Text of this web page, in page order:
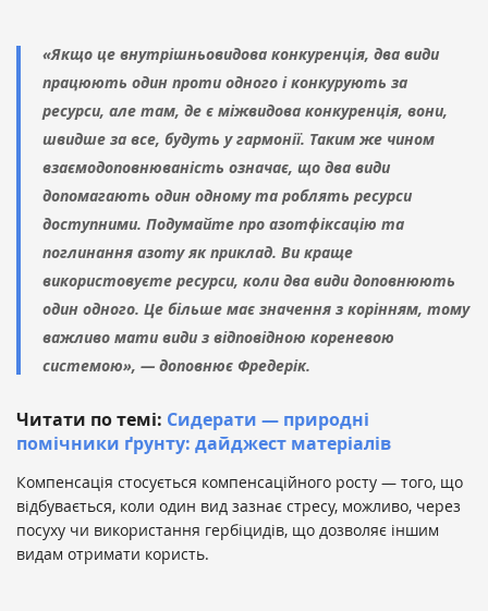
«Якщо це внутрішньовидова конкуренція, два види
працюють один проти одного і конкурують за
ресурси, але там, де є міжвидова конкуренція, вони,
швидше за все, будуть у гармонії. Таким же чином
взаємодоповнюваність означає, що два види
допомагають один одному та роблять ресурси
доступними. Подумайте про азотфіксацію та
поглинання азоту як приклад. Ви краще
використовуєте ресурси, коли два види доповнюють
один одного. Це більше має значення з корінням, тому
важливо мати види з відповідною кореневою
системою», — доповнює Фредерік.
Читати по темі: Сидерати — природні
помічники ґрунту: дайджест матеріалів
Компенсація стосується компенсаційного росту — того, що
відбувається, коли один вид зазнає стресу, можливо, через
посуху чи використання гербіцидів, що дозволяє іншим
видам отримати користь.